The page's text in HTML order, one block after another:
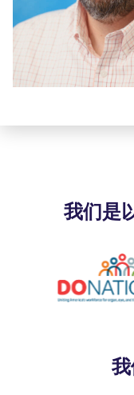
我们是